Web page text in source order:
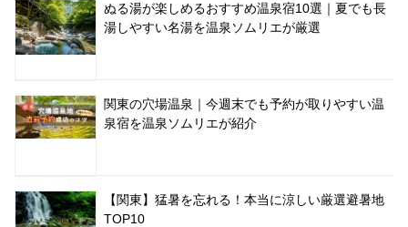
ぬる湯が楽しめるおすすめ温泉宿10選｜夏でも長
湯しやすい名湯を温泉ソムリエが厳選
関東の穴場温泉｜今週末でも予約が取りやすい温
泉宿を温泉ソムリエが紹介
【関東】猛暑を忘れる！本当に涼しい厳選避暑地
TOP10